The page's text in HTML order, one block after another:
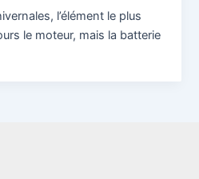
l’élément le plus
le moteur, mais la batterie